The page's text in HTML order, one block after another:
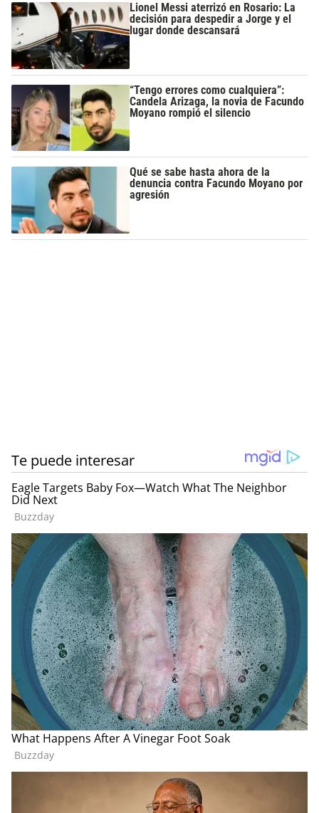
Lionel Messi aterrizó en Rosario: La
decisión para despedir a Jorge y el
lugar donde descansará
“Tengo errores como cualquiera”:
Candela Arizaga, la novia de Facundo
Moyano rompió el silencio
Qué se sabe hasta ahora de la
denuncia contra Facundo Moyano por
agresión